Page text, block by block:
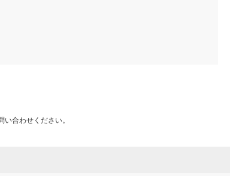
合わせください。